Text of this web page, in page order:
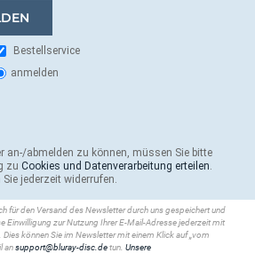
Bestellservice
anmelden
an-/abmelden zu können, müssen Sie bitte
zu Cookies und Datenverarbeitung erteilen.
jederzeit widerrufen.
für den Versand des Newsletter durch uns gespeichert und
Einwilligung zur Nutzung Ihrer E-Mail-Adresse jederzeit mit
können Sie im Newsletter mit einem Klick auf „vom
ansupport@bluray-disc.detun. Unsere